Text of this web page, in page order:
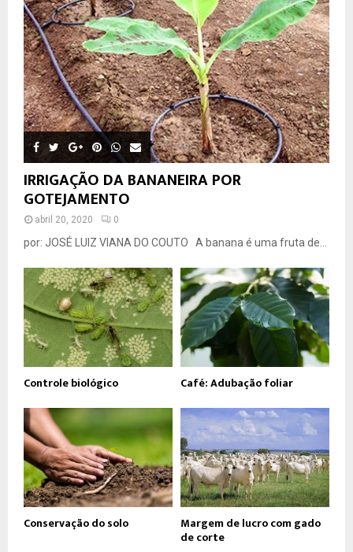
IRRIGAÇÃO DA BANANEIRA POR
GOTEJAMENTO
abril 20, 2020 0
por: JOSÉ LUIZ VIANA DO COUTO A banana é uma fruta de...
Controle biológico Café: Adubação foliar
Conservação do solo Margem de lucro com gado
de corte